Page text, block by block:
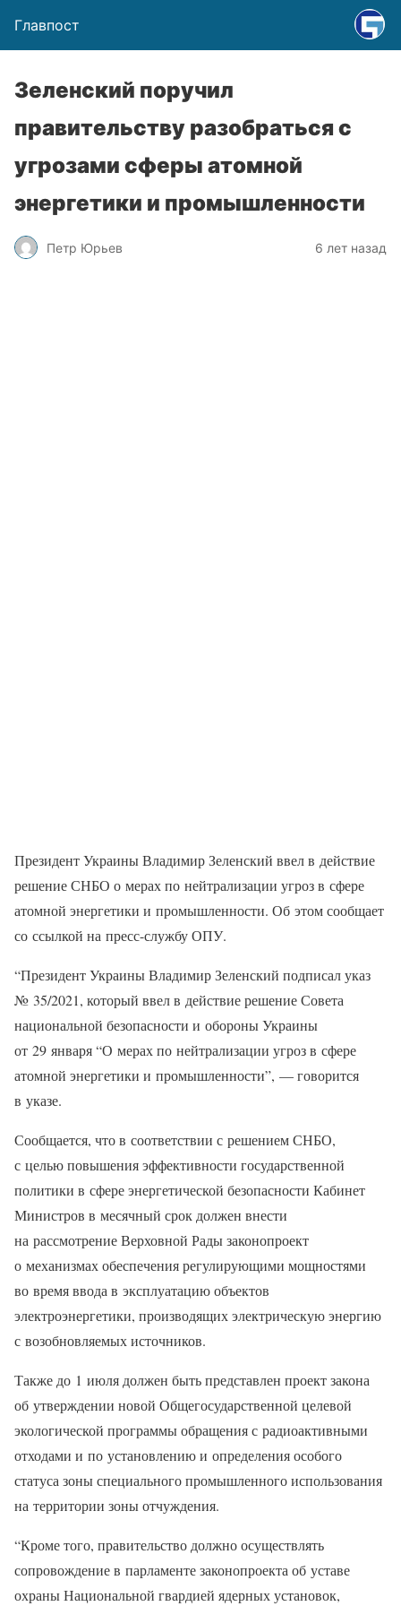
Главпост
Зеленский поручил
правительству разобраться с
угрозами сферы атомной
энергетики и промышленности
Петр Юрьев 6 лет назад
Президент Украины Владимир Зеленский ввел в действие
решение СНБО о мерах по нейтрализации угроз в сфере
атомной энергетики и промышленности. Об этом сообщает
со ссылкой на пресс-службу ОПУ.
“Президент Украины Владимир Зеленский подписал указ
№ 35/2021, который ввел в действие решение Совета
национальной безопасности и обороны Украины
от 29 января “О мерах по нейтрализации угроз в сфере
атомной энергетики и промышленности”, — говорится
в указе.
Сообщается, что в соответствии с решением СНБО,
с целью повышения эффективности государственной
политики в сфере энергетической безопасности Кабинет
Министров в месячный срок должен внести
на рассмотрение Верховной Рады законопроект
о механизмах обеспечения регулирующими мощностями
во время ввода в эксплуатацию объектов
электроэнергетики, производящих электрическую энергию
с возобновляемых источников.
Также до 1 июля должен быть представлен проект закона
об утверждении новой Общегосударственной целевой
экологической программы обращения с радиоактивными
отходами и по установлению и определения особого
статуса зоны специального промышленного использования
на территории зоны отчуждения.
“Кроме того, правительство должно осуществлять
сопровождение в парламенте законопроекта об уставе
охраны Национальной гвардией ядерных установок,